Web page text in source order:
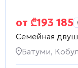
от ₾193 185
Семейная
Батуми,